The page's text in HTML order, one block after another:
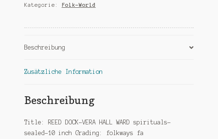
spirituals-
10
Menge
Kategorie:
Folk-World
Beschreibung
Zusätzliche Information
Beschreibung
Title: REED DOCK-VERA HALL WARD spirituals-
sealed-10 inch Grading: folkways fa